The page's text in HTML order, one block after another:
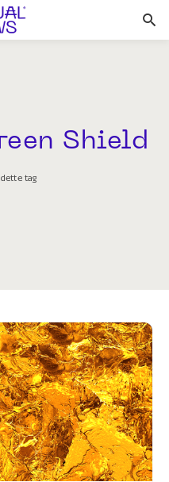
Shield
tag